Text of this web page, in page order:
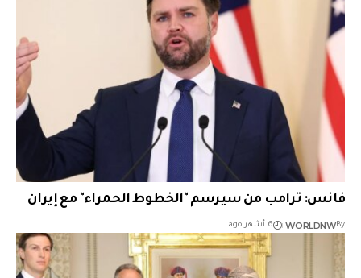
فانس: ترامب من سيرسم "الخطوط الحمراء" مع إيران
By
WORLDNW 6 أشهر ago